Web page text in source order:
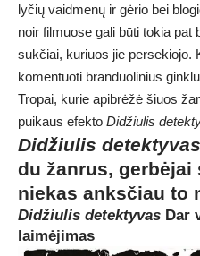
lyčių vaidmenų ir gėrio bei
noir filmuose gali būti tokia pat
sukčiai, kuriuos jie persekiojo.
komentuoti branduolinius
Tropai, kurie apibrėžė šiuos
puikaus efekto Didžiulis
Didžiulis detektyvas
du žanrus, gerbėjai
niekas anksčiau to
Didžiulis detektyvas Dar
laimėjimas